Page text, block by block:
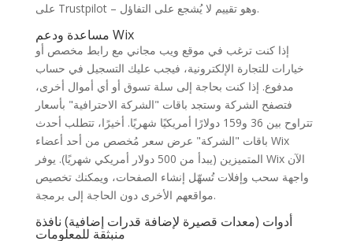
على Trustpilot – وهو تقييم لا يُشجع على التفاؤل.
مساعدة ودعم Wix
إذا كنت ترغب في موقع ويب مجاني مع رابط مخصص أو
خيارات للتجارة الإلكترونية، فيجب عليك التسجيل في حساب
مدفوع. إذا كنت بحاجة إلى سلة تسوق أو أي أموال أخرى،
فتصفح الشركة وستجد باقات "الشركة الاحترافية" بأسعار
تتراوح بين 36 و159 دولارًا أمريكيًا شهريًا. أخيرًا، تتطلب أحدث
باقات "الشركة" عرض سعر مُخصص من أحد أعضاء Wix
المتميزين (يبدأ من 500 دولار أمريكي شهريًا). يوفر Wix الآن
واجهة سحب وإفلات تُسهّل إنشاء الصفحات، ويمكنك تخصيص
مواقعهم الأخرى دون الحاجة إلى برمجة.
أدوات (معدات قصيرة لإضافة قدرات إضافية) نافذة
منبثقة للمعلومات